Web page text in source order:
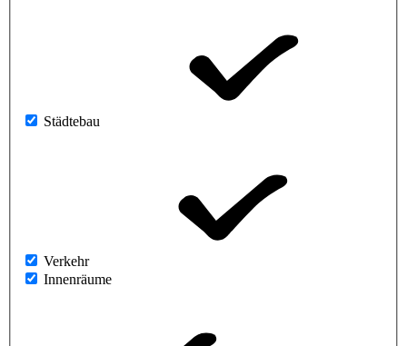
Städtebau
Verkehr
Innenräume